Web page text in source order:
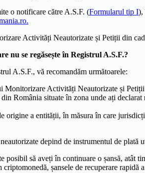
o notificare către A.S.F. (Formularul tip I),
Activități Neautorizate și Petiții din
nu se regăsește în Registrul A.S.F.?
A.S.F., vă recomandăm următoarele:
Monitorizare Activități Neautorizate și
România situate în zona unde ați
origine a entității, în măsura în care
depind de instrumentul de plată
posibil să aveți în continuare o șansă,
șansele de recuperare rapidă